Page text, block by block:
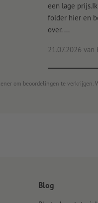
een lage
folder hier en
over. ...
21.07.2026 van
om beoordelingen te
Blog